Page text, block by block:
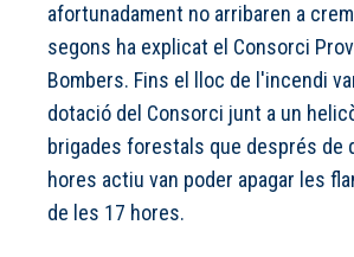
afortunadament no arribaren a
segons ha explicat el Consorci
Bombers. Fins el lloc de l'incendi
dotació del Consorci junt a un
brigades forestals que després de
hores actiu van poder apagar les
de les 17 hores.